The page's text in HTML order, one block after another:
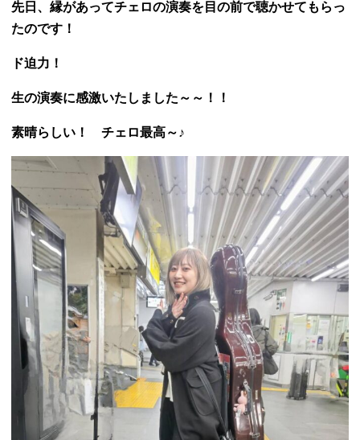
先日、縁があってチェロの演奏を目の前で聴かせてもらっ
たのです！
ド迫力！
生の演奏に感激いたしました～～！！
素晴らしい！ チェロ最高～♪